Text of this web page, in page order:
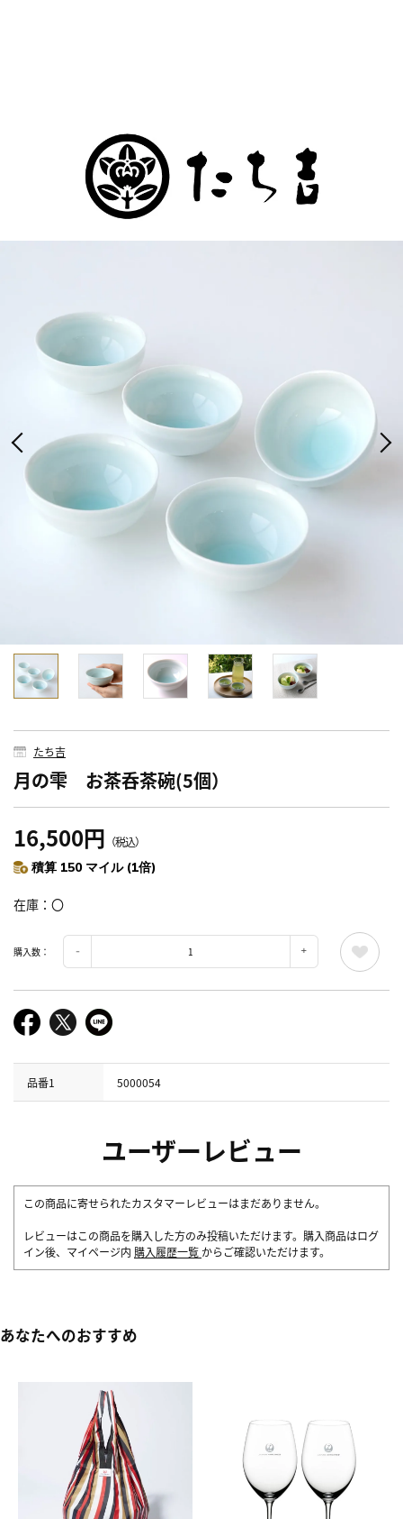
たち吉
月の雫 お茶呑茶碗(5個）
16,500円 （税込）
積算 150 マイル (1倍)
在庫 〇
購入数：
品番1 5000054
ユーザーレビュー
この商品に寄せられたカスタマーレビューはまだありません。
レビューはこの商品を購入した方のみ投稿いただけます。購入商品はログ
イン後、マイページ内 購入履歴一覧 からご確認いただけます。
あなたへのおすすめ